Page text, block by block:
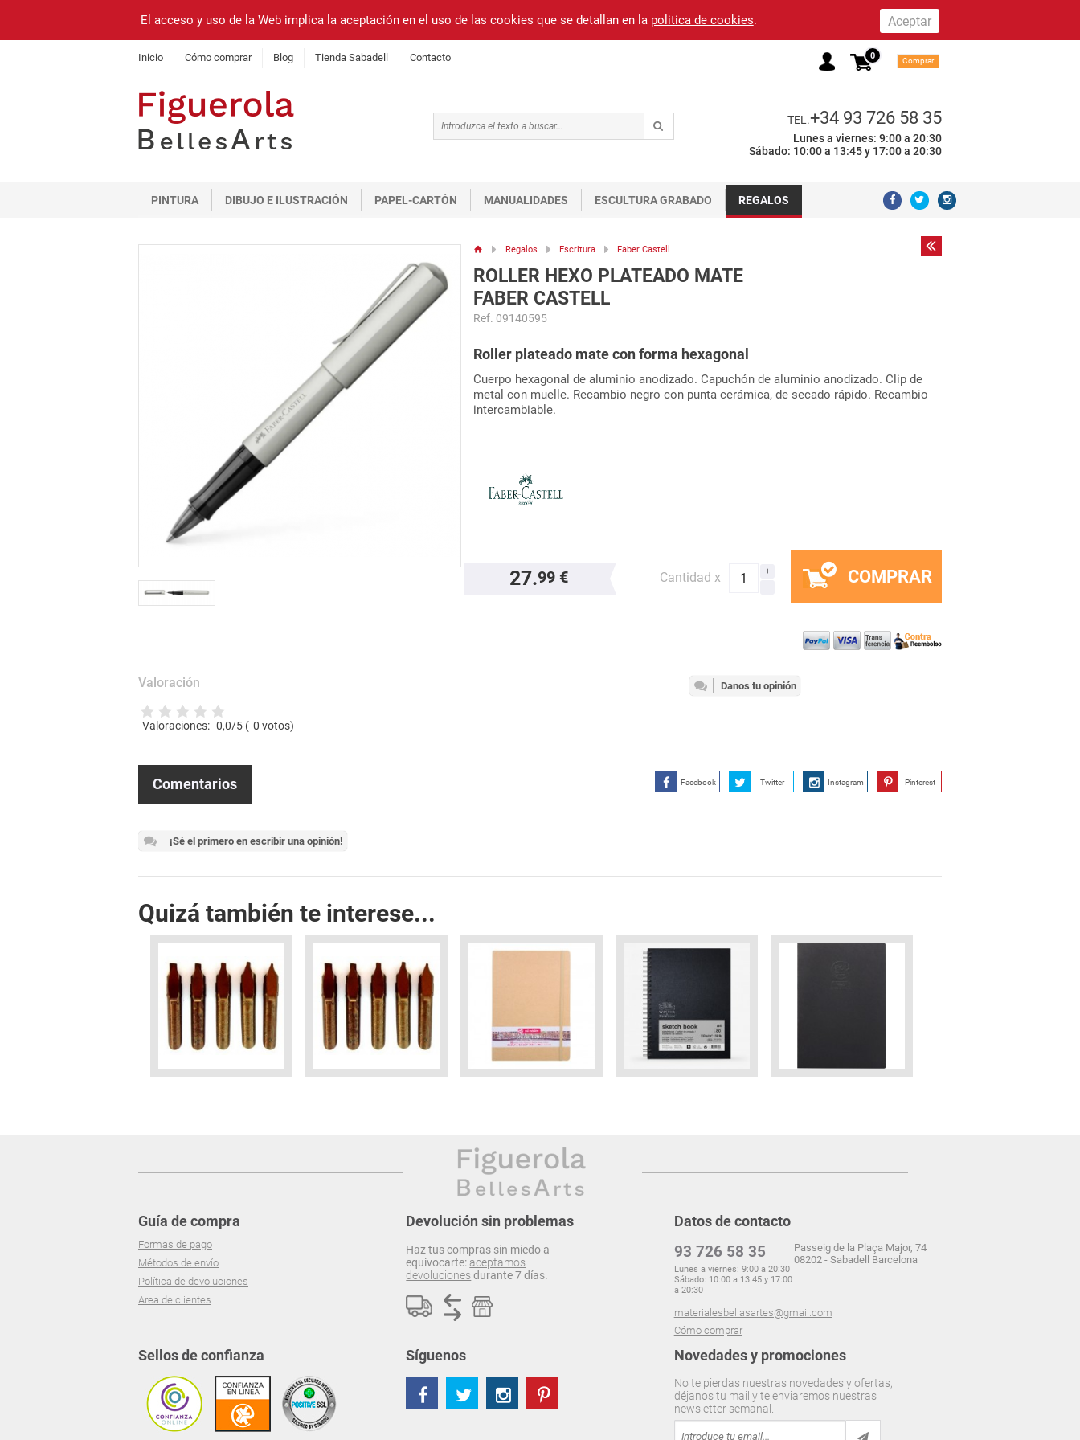
El acceso y uso de la Web implica la aceptación en el uso de las cookies que se detallan en la politica de cookies.
Inicio Cómo comprar Blog Tienda Sabadell Contacto 0 Comprar
TEL.+34 93 726 58 35
Lunes a viernes: 9:00 a 20:30
Sábado: 10:00 a 13:45 y 17:00 a 20:30
PINTURA DIBUJO E ILUSTRACIÓN PAPEL-CARTÓN MANUALIDADES ESCULTURA GRABADO REGALOS
Regalos Escritura Faber Castell
ROLLER HEXO PLATEADO MATE
FABER CASTELL
Ref. 09140595
Roller plateado mate con forma hexagonal
Cuerpo hexagonal de aluminio anodizado. Capuchón de aluminio anodizado. Clip de
metal con muelle. Recambio negro con punta cerámica, de secado rápido. Recambio
intercambiable.
27.99 € Cantidad x COMPRAR
Danos tu opinión
Valoración
Valoraciones: 0,0/5 ( 0 votos)
Facebook Twitter Instagram Pinterest
Comentarios
¡Sé el primero en escribir una opinión!
Quizá también te interese...
Guía de compra
Formas de pago
Métodos de envío
Política de devoluciones
Area de clientes
Devolución sin problemas
Haz tus compras sin miedo a
equivocarte:aceptamos
devolucionesdurante 7 días.
Datos de contacto
93 726 58 35
Lunes a viernes: 9:00 a 20:30
Sábado: 10:00 a 13:45 y 17:00
a 20:30
materialesbellasartes@gmail.com
Cómo comprar
Passeig de la Plaça Major, 74
08202 - Sabadell Barcelona
Sellos de confianza Novedades y promociones
No te pierdas nuestras novedades y ofertas,
déjanos tu mail y te enviaremos nuestras
newsletter semanal.
Síguenos